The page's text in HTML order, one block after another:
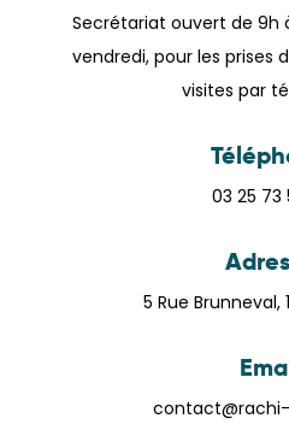
Secrétariat ouvert de
vendredi, pour les prises
visites par
03 25 73
5 Rue Brunneval,